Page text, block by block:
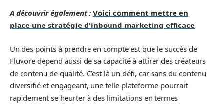
A découvrir également : Voici comment mettre en
place une stratégie d'inbound marketing efficace
Un des points à prendre en compte est que le succès de
Fluvore dépend aussi de sa capacité à attirer des créateurs
de contenu de qualité. C’est là un défi, car sans du contenu
diversifié et engageant, une telle plateforme pourrait
rapidement se heurter à des limitations en termes